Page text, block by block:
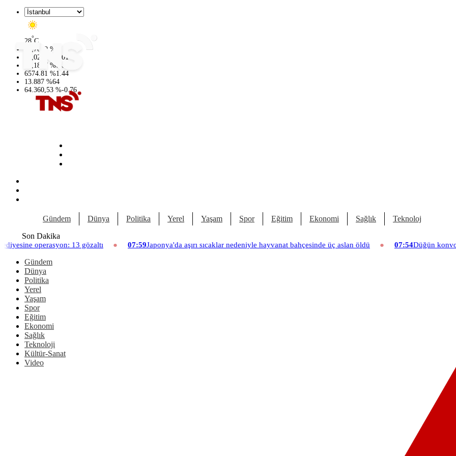
28°C
47,7069 %
55,0265
0.01
64,1897 %0.02
6574.81 %1.44
13.887 %64
64.360,53 %-0.76
Gündem Dünya Politika Yerel Yaşam Spor Eğitim Ekonomi Sağlık Teknoloji
Son Dakika
13 gözaltı 07:59Japonya'da aşırı sıcaklar nedeniyle hayvanat bahçesinde üç aslan öldü 07:54Düğün konvoyuna ağır fatura:
Gündem
Dünya
Politika
Yerel
Yaşam
Spor
Eğitim
Ekonomi
Sağlık
Teknoloji
Kültür-Sanat
Video